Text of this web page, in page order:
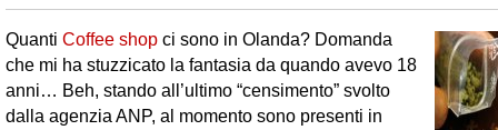
Quanti Coffee shop ci sono in Olanda? Domanda
che mi ha stuzzicato la fantasia da quando avevo 18
anni… Beh, stando all’ultimo “censimento” svolto
dalla agenzia ANP, al momento sono presenti in